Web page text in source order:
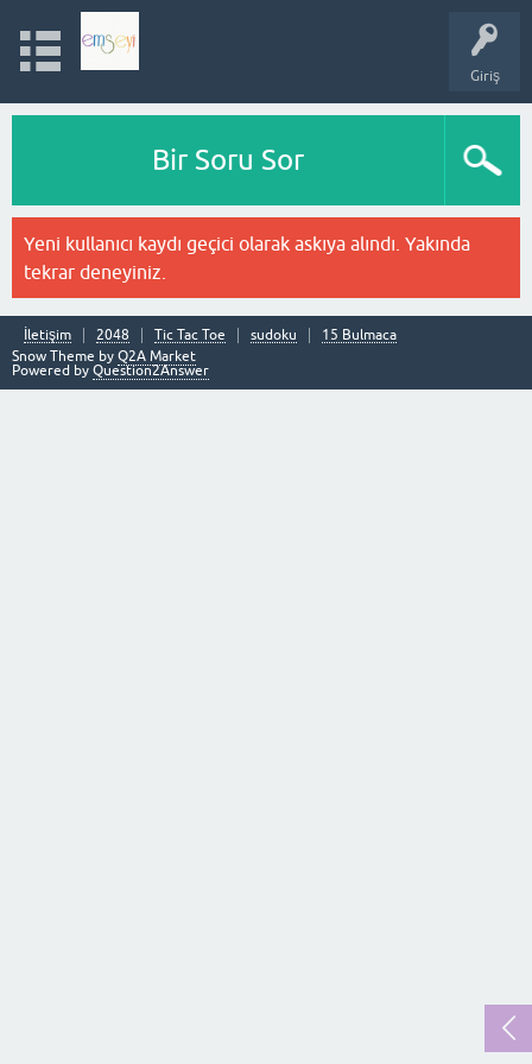
Giriş
Bir Soru Sor
Yeni kullanıcı kaydı geçici olarak askıya alındı. Yakında
tekrar deneyiniz.
İletişim 2048 Tic Tac Toe sudoku
15 Bulmaca
Snow Theme by Q2A Market
Powered by Question2Answer